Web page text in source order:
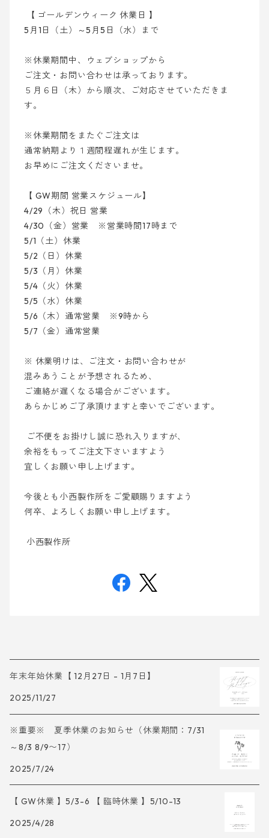
【 ゴールデンウィーク 休業日 】
5月1日（土）～5月5日（水）まで
※休業期間中、ウェブショップから
ご注文・お問い合わせは承っております。
５月６日（木）から順次、ご対応させていただきま
す。
※休業期間をまたぐご注文は
通常納期より１週間程遅れが生じます。
お早めにご注文くださいませ。
【 GW期間 営業スケジュール】
4/29（木）祝日 営業
4/30（金）営業 ※営業時間17時まで
5/1（土）休業
5/2（日）休業
5/3（月）休業
5/4（火）休業
5/5（水）休業
5/6（木）通常営業 ※9時から
5/7（金）通常営業
※ 休業明けは、ご注文・お問い合わせが
混みあうことが予想されるため、
ご連絡が遅くなる場合がございます。
あらかじめご了承頂けますと幸いでございます。
ご不便をお掛けし誠に恐れ入りますが、
余裕をもってご注文下さいますよう
宜しくお願い申し上げます。
今後とも小西製作所をご愛顧賜りますよう
何卒、よろしくお願い申し上げます。
小西製作所
年末年始休業【 12月27日 - 1月7日】
2025/11/27
※重要※ 夏季休業のお知らせ（休業期間：7/31
～8/3 8/9〜17）
2025/7/24
【 GW休業 】5/3-6 【 臨時休業 】5/10-13
2025/4/28